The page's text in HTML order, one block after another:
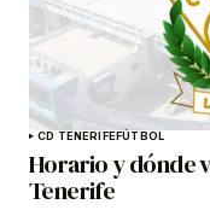
CD TENERIFEFÚTBOL
Horario y dónde
Tenerife